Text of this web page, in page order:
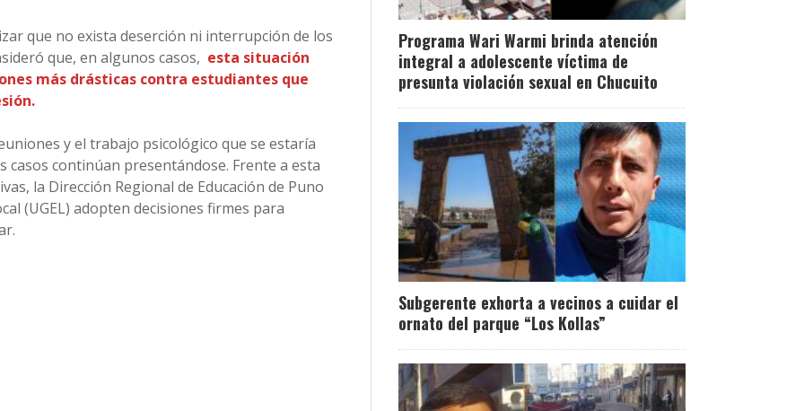
que no exista deserción ni interrupción de los
que, en algunos casos, esta situación
más drásticas contra estudiantes que
y el trabajo psicológico que se estaría
casos continúan presentándose. Frente a esta
la Dirección Regional de Educación de Puno
(UGEL) adopten decisiones firmes para
Programa Wari Warmi brinda atención
integral a adolescente víctima de
presunta violación sexual en Chucuito
Subgerente exhorta a vecinos a cuidar el
ornato del parque “Los Kollas”